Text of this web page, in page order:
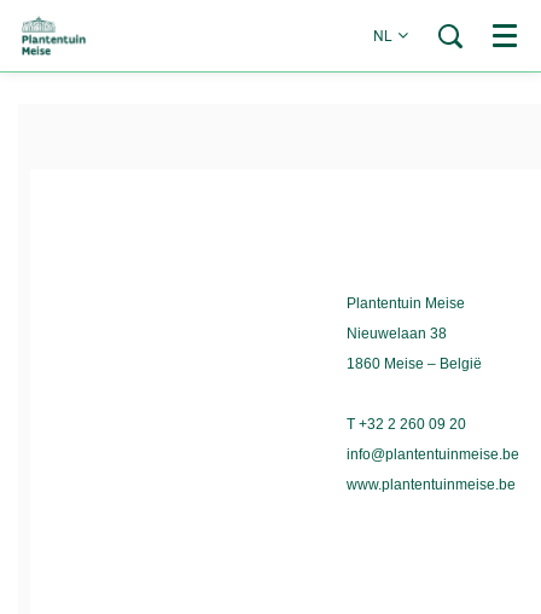
NL Menu
Plantentuin Meise
Nieuwelaan 38
1860 Meise – België
T +32 2 260 09 20
info@plantentuinmeise.be
www.plantentuinmeise.be